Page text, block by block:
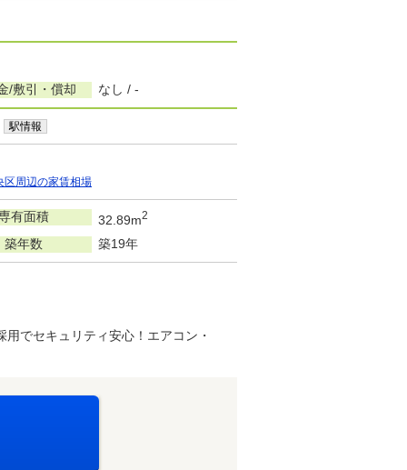
/敷引・償却 なし / -
駅情報
区周辺の家賃相場
有面積 32.89m2
築年数 築19年
でセキュリティ安心！エアコン・